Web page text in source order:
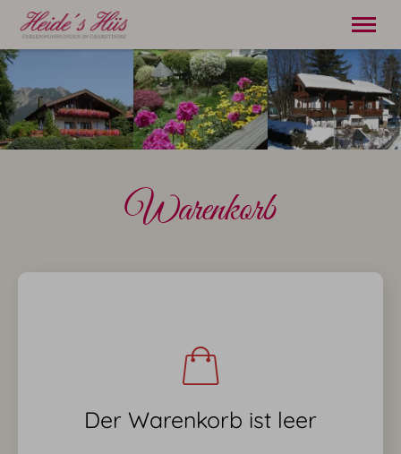
21. bis 28. August
2 Erwachsene
Ferienwohnungen
Partner
Warenkorb
Der Warenkorb ist leer